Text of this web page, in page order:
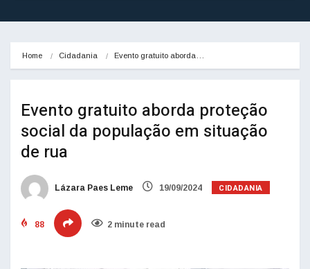
Home Cidadania Evento gratuito aborda…
Evento gratuito aborda proteção
social da população em situação
de rua
Lázara Paes Leme 19/09/2024 CIDADANIA
88 2 minute read